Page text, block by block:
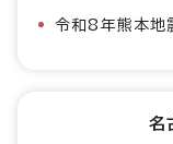
令和8年熊本地
名